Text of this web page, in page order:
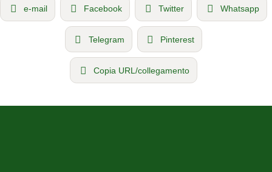
e-mail Facebook Twitter Whatsapp
Telegram Pinterest
Copia URL/collegamento